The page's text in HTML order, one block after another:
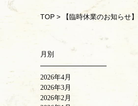
TOP > 【臨時休業のお知らせ】
月別
2026年4月
2026年3月
2026年2月